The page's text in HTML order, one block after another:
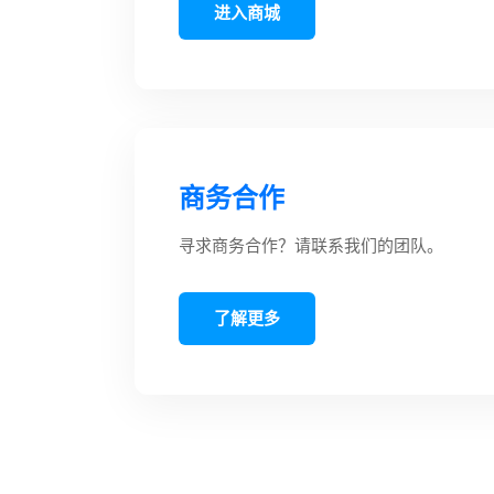
进入商城
商务合作
寻求商务合作？请联系我们的团队。
了解更多